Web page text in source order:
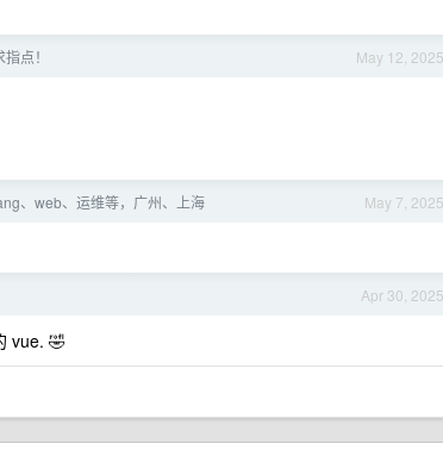
May 12, 2025
点！
May 7, 2025
、web、运维等，广州、上海
Apr 30, 2025
vue. 🤣